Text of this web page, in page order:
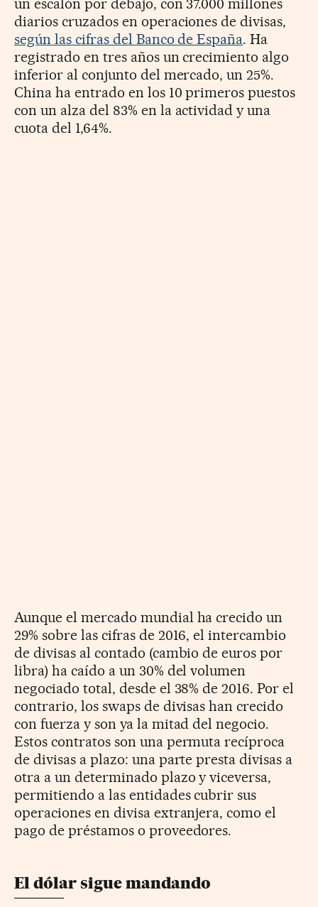
un escalón por debajo, con 37.000 millones
diarios cruzados en operaciones de divisas,
según las cifras del Banco de España. Ha
registrado en tres años un crecimiento algo
inferior al conjunto del mercado, un 25%.
China ha entrado en los 10 primeros puestos
con un alza del 83% en la actividad y una
cuota del 1,64%.
Aunque el mercado mundial ha crecido un
29% sobre las cifras de 2016, el intercambio
de divisas al contado (cambio de euros por
libra) ha caído a un 30% del volumen
negociado total, desde el 38% de 2016. Por el
contrario, los swaps de divisas han crecido
con fuerza y son ya la mitad del negocio.
Estos contratos son una permuta recíproca
de divisas a plazo: una parte presta divisas a
otra a un determinado plazo y viceversa,
permitiendo a las entidades cubrir sus
operaciones en divisa extranjera, como el
pago de préstamos o proveedores.
El dólar sigue mandando